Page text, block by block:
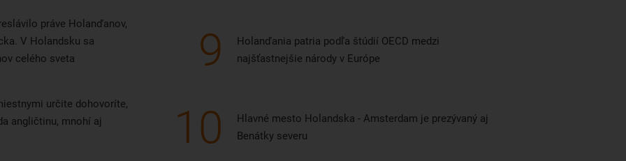
práve Holanďanov,
V Holandsku sa
celého sveta
určite dohovoríte,
angličtinu, mnohí aj
9
Holanďania patria podľa štúdií OECD medzi
najšťastnejšie národy v Európe
10
Hlavné mesto Holandska - Amsterdam je prezývaný aj
Benátky severu